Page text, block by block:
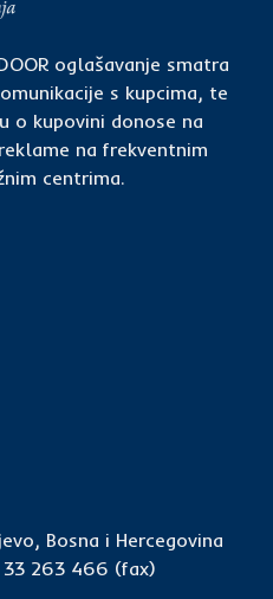
oglašavanje smatra
s kupcima, te
o kupovini donose na
na frekventnim
centrima.
Bosna i Hercegovina
263 466 (fax)